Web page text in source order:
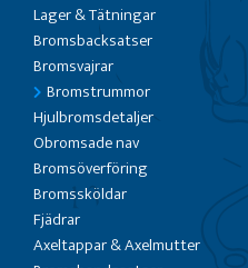
Lager & Tätningar
Bromsbacksatser
Bromsvajrar
Bromstrummor
Hjulbromsdetaljer
Obromsade nav
Bromsöverföring
Bromssköldar
Fjädrar
Axeltappar & Axelmutter